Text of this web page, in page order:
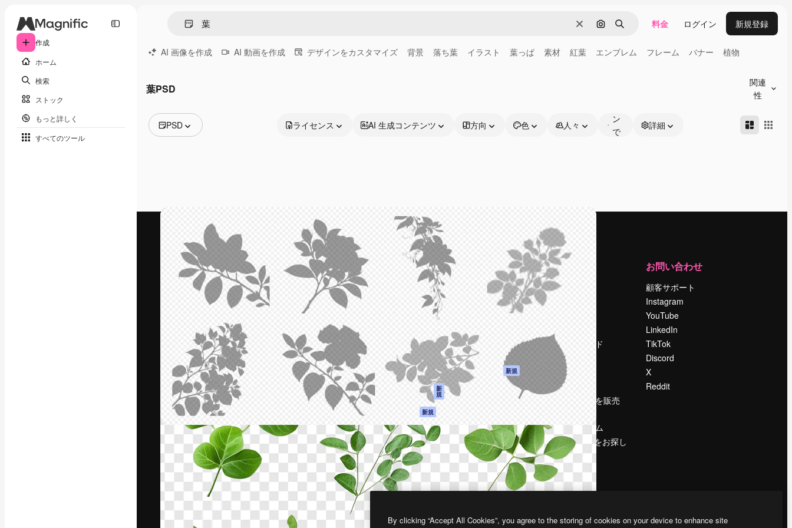
作成
ホーム
検索
ストック
もっと詳しく
すべてのツール
消去 画像で検索
検索 料金 ログイン 新規登録
AI 画像を作成 AI 動画を作成 デザインをカスタマイズ 背景 落ち葉 イラスト 葉っぱ 素材 紅葉 エンブレム フレーム バナー 植物
葉PSD
関連
性
PSD
動画
モーショングラフィックス
動画テンプレート
アイコン
3D モデル
フォント
ライセンス AI 生成コンテンツ 方向 色 人々
ン
で
詳細
最高のクリエイティブ制作を導くためのプラ
ットフォーム。クリエイター、企業、代理
店、スタジオを含む100万人以上が利用して
います。
日本語
AI アシスタント
AI 画像生成ツール
AI 音声合成ツール
ストックコンテン
ツ
Claude/ChatGPT
向けMCP
新
規
新規
API
モバイルアプリ
すべてのMagnificツ
ール
Academy
ドキュメント
プライバシーポリ
シー
オリジナル 新規
クッキーポリシー
トラストセンター
法人向け
運営
料金
検索トレンド
ブログ
イベント
Slidesgo
コンテンツを販売
プレスルーム
magnific.aiをお探し
ですか？
お問い合わせ
顧客サポート
Instagram
YouTube
LinkedIn
TikTok
Discord
X
Reddit
Copyright © 2010-2026Freepik Company S.L.U.無断複写・転載を禁じます
By clicking “Accept All Cookies”, you agree to the storing of cookies on your device to enhance site